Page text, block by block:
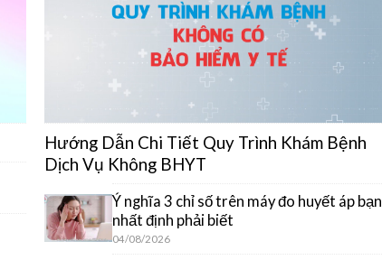
Hướng Dẫn Chi Tiết Quy Trình Khám Bệnh
Dịch Vụ Không BHYT
Ý nghĩa 3 chỉ số trên máy đo huyết áp bạn
nhất định phải biết
04/08/2026